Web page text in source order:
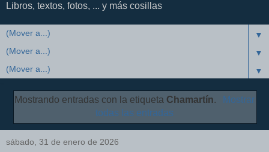
Libros, textos, fotos, ... y más cosillas
▼
▼
▼
Mostrando entradas con la etiqueta Chamartín.
Mostrar
todas las entradas
sábado, 31 de enero de 2026